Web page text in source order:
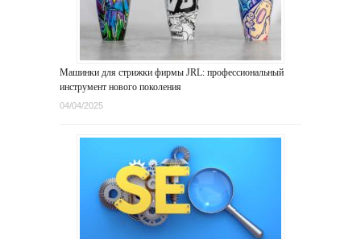
Машинки для стрижки фирмы JRL: профессиональный
инструмент нового поколения
04/04/2025